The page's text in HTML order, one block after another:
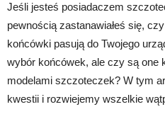
Jeśli jesteś posiadaczem
pewnością zastanawiałeś się,
końcówki pasują do Twojego
wybór końcówek, ale czy są one
modelami szczoteczek? W tym
kwestii i rozwiejemy wszelkie